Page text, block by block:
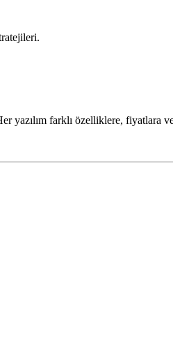
yazılım farklı özelliklere, fiyatlara